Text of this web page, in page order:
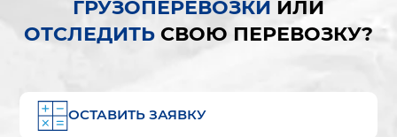
ГРУЗОПЕРЕВОЗКИ ИЛИ
ОТСЛЕДИТЬ СВОЮ ПЕРЕВОЗКУ?
ОСТАВИТЬ ЗАЯВКУ